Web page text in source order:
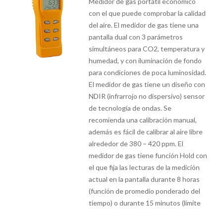
con el que puede comprobar la calidad
del aire. El medidor de gas tiene una
pantalla dual con 3 parámetros
simultáneos para CO2, temperatura y
humedad, y con iluminación de fondo
para condiciones de poca luminosidad.
El medidor de gas tiene un diseño con
NDIR (infrarrojo no dispersivo) sensor
de tecnología de ondas. Se
recomienda una calibración manual,
además es fácil de calibrar al aire libre
alrededor de 380 – 420 ppm. El
medidor de gas tiene función Hold con
el que fija las lecturas de la medición
actual en la pantalla durante 8 horas
(función de promedio ponderado del
tiempo) o durante 15 minutos (límite